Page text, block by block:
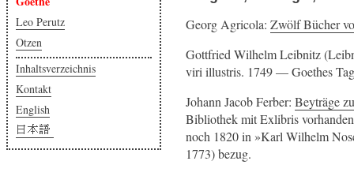
Georg Agricola:Zwölf Bücher
Gottfried Wilhelm Leibnitz
viri illustris. 1749 — Goethes
Johann Jacob Ferber:Beyträge
Bibliothek mit Exlibris
noch 1820 in
Karl Wilhelm
1773) bezug.
Leo Perutz
Otzen
Inhaltsverzeichnis
Kontakt
English